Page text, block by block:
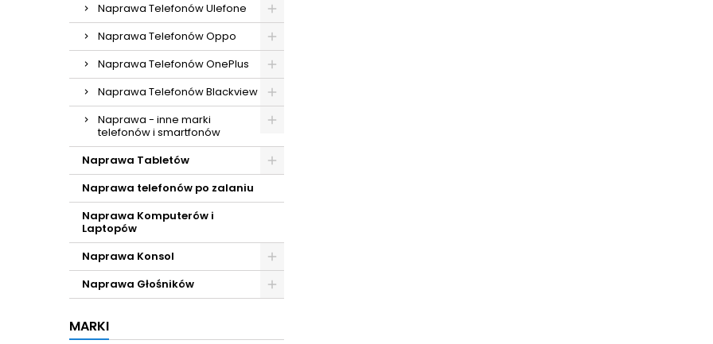
Naprawa Telefonów Ulefone
Naprawa Telefonów Oppo
Naprawa Telefonów OnePlus
Naprawa Telefonów Blackview
Naprawa - inne marki
telefonów i smartfonów
Naprawa Tabletów
Naprawa telefonów po zalaniu
Naprawa Komputerów i
Laptopów
Naprawa Konsol
Naprawa Głośników
MARKI